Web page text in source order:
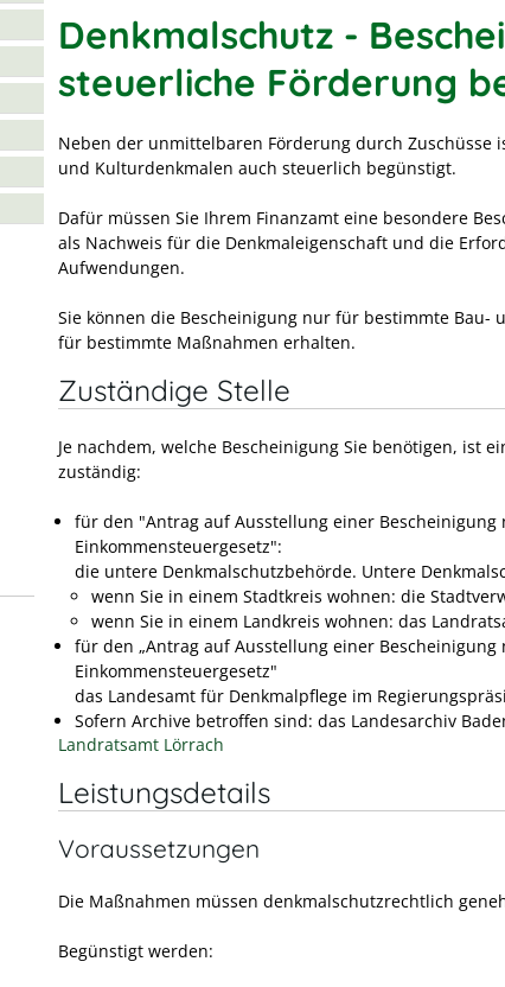
Denkmalschutz -
steuerliche Förderung
Neben der unmittelbaren Förderung durch Zuschüsse
und Kulturdenkmalen auch steuerlich begünstigt.
Dafür müssen Sie Ihrem Finanzamt eine besondere
als Nachweis für die Denkmaleigenschaft und die
Aufwendungen.
Sie können die Bescheinigung nur für bestimmte Bau-
für bestimmte Maßnahmen erhalten.
Zuständige Stelle
Je nachdem, welche Bescheinigung Sie benötigen, ist
zuständig:
für den "Antrag auf Ausstellung einer Bescheinigung
Einkommensteuergesetz":
die untere Denkmalschutzbehörde. Untere
wenn Sie in einem Stadtkreis wohnen: die
wenn Sie in einem Landkreis wohnen: das
für den „Antrag auf Ausstellung einer Bescheinigung
Einkommensteuergesetz"
das Landesamt für Denkmalpflege im
Sofern Archive betroffen sind: das Landesarchiv
Landratsamt Lörrach
Leistungsdetails
Voraussetzungen
Die Maßnahmen müssen denkmalschutzrechtlich
Begünstigt werden: